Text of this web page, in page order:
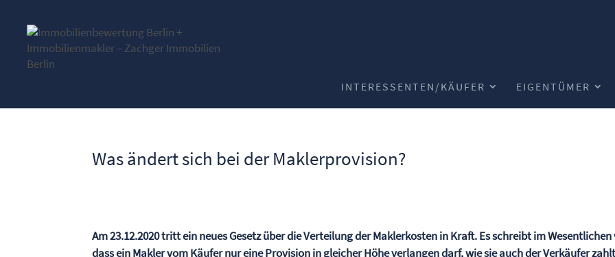
INTERESSENTEN/KÄUFER EIGENTÜMER
Was ändert sich bei der Maklerprovision?
Am 23.12.2020 tritt ein neues Gesetz über die Verteilung der Maklerkosten in Kraft. Es schreibt im Wesentlichen
dass ein Makler vom Käufer nur eine Provision in gleicher Höhe verlangen darf, wie sie auch der Verkäufer